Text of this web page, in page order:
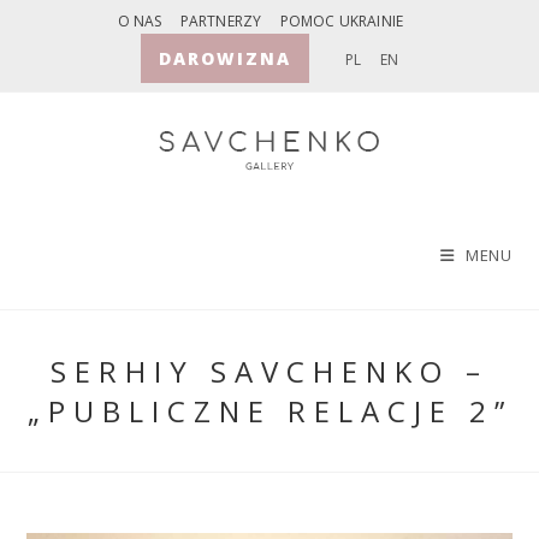
O NAS PARTNERZY POMOC UKRAINIE
DAROWIZNA PL EN
MENU
SERHIY SAVCHENKO –
„PUBLICZNE RELACJE 2”